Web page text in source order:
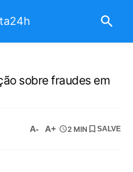
sobre fraudes em
A- A+ 2 MIN SALVE